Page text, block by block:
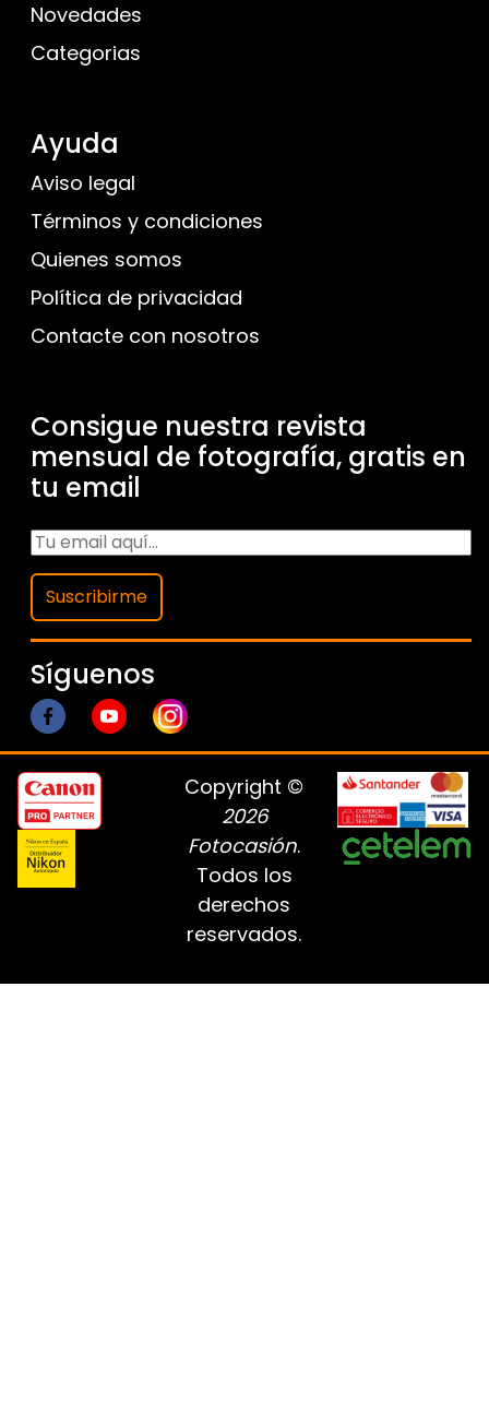
Novedades
Categorias
Ayuda
Aviso legal
Términos y condiciones
Quienes somos
Política de privacidad
Contacte con nosotros
Consigue nuestra revista
mensual de fotografía, gratis en
tu email
Suscribirme
Síguenos
Copyright ©
2026
Fotocasión.
Todos los
derechos
reservados.